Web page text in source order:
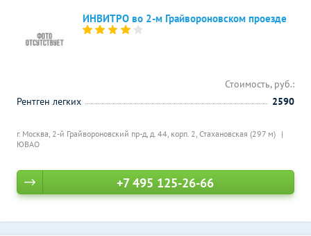
ИНВИТРО во 2-м Грайвороновском проезде
г. Москва, 2-й Грайвороновский пр-д, д. 44, корп. 2, Стахановская (297 м)
ЮВАО
Стоимость, руб.:
Рентген легких
2590
+7 495 125-26-66